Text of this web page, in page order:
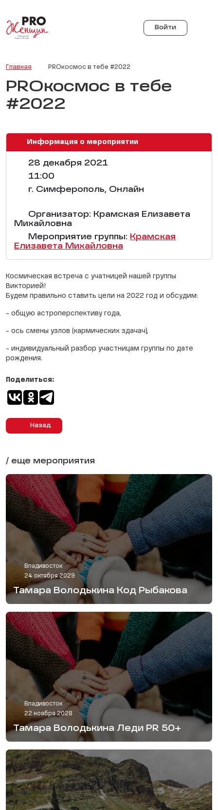
Войти
Главная PROкосмос в тебе #2022
PROкосмос в тебе
#2022
Информация о мероприятии
28 декабря 2021
11:00
г. Симферополь, Онлайн
Организатор: Крамская Елизавета
Михайловна
Мероприятие группы: Крамская
Елизавета Михайловна
Космическая встреча с учатницей нашей группы
Викторией!
Будем правильно ставить цели на 2022 год и обсудим:
- общую астроперспективу года,
- ось смены узлов (кармических здачач),
- индивидуальный разбор участницам группы по дате
рождения.
Назад
Поделиться:
/ еще мероприятия
Владивосток
24 октября 2029
Тамара Володькина Код Рыбакова
Владивосток
22 ноября 2028
Тамара Володькина Леди PR 50+